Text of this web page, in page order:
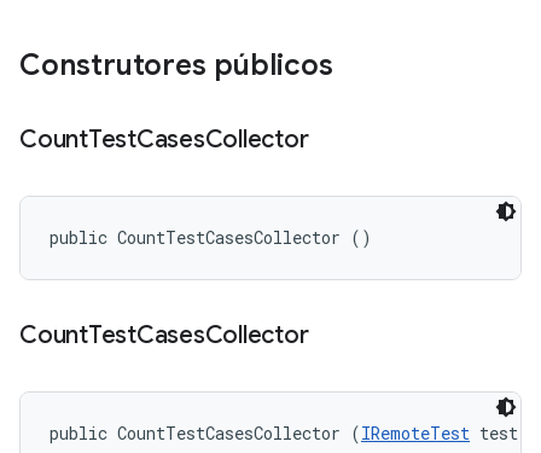
Construtores públicos
CountTestCasesCollector
public CountTestCasesCollector ()
CountTestCasesCollector
public CountTestCasesCollector (IRemoteTest test)